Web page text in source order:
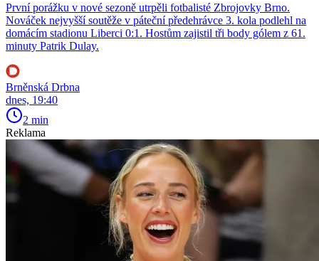
První porážku v nové sezoně utrpěli fotbalisté Zbrojovky Brno.
Nováček nejvyšší soutěže v páteční předehrávce 3. kola podlehl na
domácím stadionu Liberci 0:1. Hostům zajistil tři body gólem z 61.
minuty Patrik Dulay.
Brněnská Drbna
dnes, 19:40
2 min
Reklama